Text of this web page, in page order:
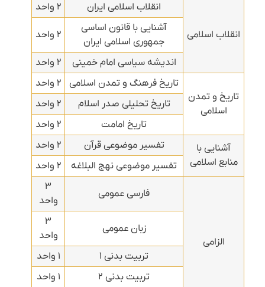
انقلاب اسلامی
انقلاب اسلامی ایران
۲ واحد
آشنایی با قانون اساسی
جمهوری اسلامی ایران
۲ واحد
اندیشه سیاسی امام خمینی ۲ واحد
تاریخ و تمدن
اسلامی
تاریخ فرهنگ و تمدن اسلامی
۲ واحد
تاریخ تحلیلی صدر اسلام
۲ واحد
تاریخ امامت
۲ واحد
آشنایی با
منابع اسلامی
تفسیر موضوعی قرآن
۲ واحد
تفسیر موضوعی نهج البلاغه
۲ واحد
الزامی
فارسی عمومی
۳
واحد
زبان عمومی
۳
واحد
تربیت بدنی ۱
۱ واحد
تربیت بدنی ۲
۱ واحد